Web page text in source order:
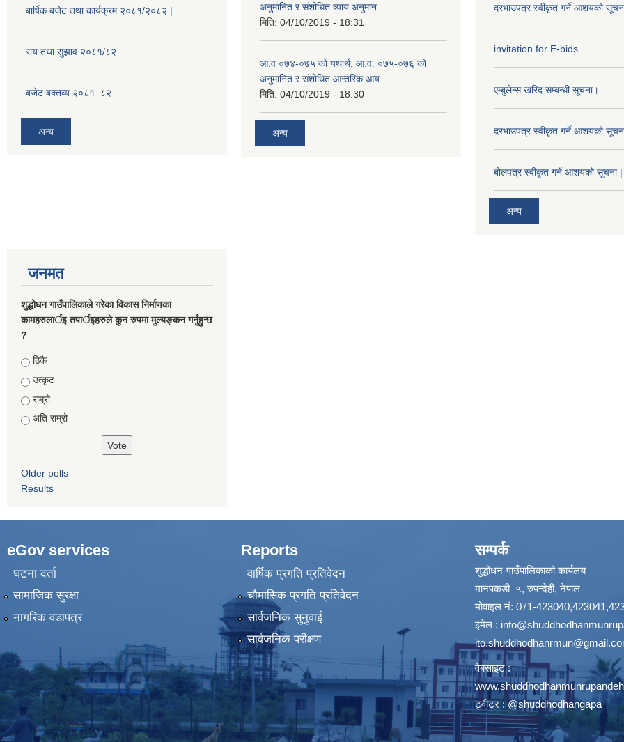
बार्षिक बजेट तथा कार्यक्रम २०८१/२०८२ |
राय तथा सुझाव २०८१/८२
बजेट बक्तव्य २०८१_८२
अन्य
अनुमानित र संशोधित व्याय अनुमान
मिति: 04/10/2019 - 18:31
आ.व ०७४-०७५ को यथार्थ, आ.व. ०७५-०७६ को
अनुमानित र संशोधित आन्तरिक आय
मिति: 04/10/2019 - 18:30
अन्य
दरभाउपत्र स्वीकृत गर्ने आशयको
invitation for E-bids
एम्बुलेन्स खरिद सम्बन्धी सूचना।
दरभाउपत्र स्वीकृत गर्ने आशयको
बोलपत्र स्वीकृत गर्ने आशयको सूचना |
अन्य
जनमत
शुद्धोधन गाउँपालिकाले गरेका विकास निर्माणका
कामहरुलार्इ तपार्इहरुले कुन रुपमा मुल्यङ्कन गर्नुहुन्छ
?
Choices
ठिकै
उत्कृट
राम्रो
अति राम्रो
Older polls
Results
eGov services
घटना दर्ता
सामाजिक सुरक्षा
नागरिक वडापत्र
Reports
वार्षिक प्रगति प्रतिवेदन
चौमासिक प्रगति प्रतिवेदन
सार्वजनिक सुनुवाई
सार्वजनिक परीक्षण
सम्पर्क
शुद्धोधन गाउँपालिकाको कार्यलय
मानपकडी–५, रुपन्देही, नेपाल
मोवाइल नं: 071-
इमेल :
वेबसाइट :
ट्वीटर : @shuddhodhangapa